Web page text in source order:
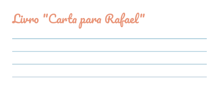
Livro "Carta para Rafael"